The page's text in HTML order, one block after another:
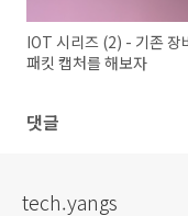
IOT 시리즈 (2) - 기존 장
패킷 캡처를 해보자
댓글
tech.yangs